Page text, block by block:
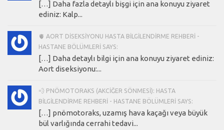
[…] Daha fazla detaylı bişgi için ana konuyu ziyaret
ediniz: Kalp...
🫀 AORT DISEKSIYONU HASTA BILGILENDIRME REHBERI -
HASTANE BÖLÜMLERI SAYS:
[…] Daha detaylı bilgi için ana konuyu ziyaret ediniz:
Aort diseksiyonu:...
💨 PNÖMOTORAKS (AKCIĞER SÖNMESI): HASTA
BILGILENDIRME REHBERI - HASTANE BÖLÜMLERI SAYS:
[…] pnömotoraks, uzamış hava kaçağı veya büyük
bül varlığında cerrahi tedavi...